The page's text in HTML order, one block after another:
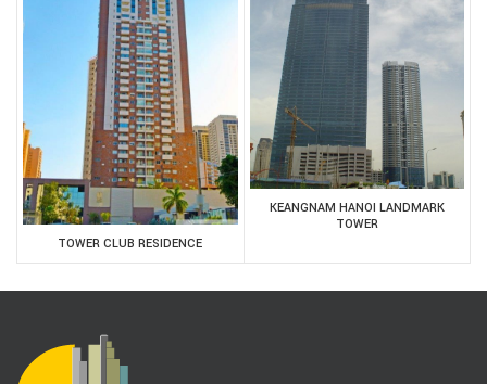
TOWER CLUB RESIDENCE
KEANGNAM HANOI LANDMARK
TOWER